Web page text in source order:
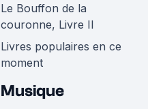
Le Bouffon de la
couronne, Livre II
Livres populaires en ce
moment
Musique